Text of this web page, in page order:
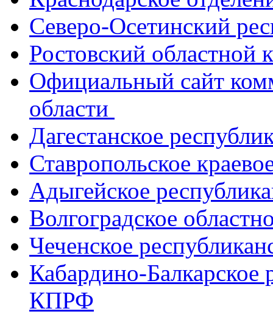
Северо-Осетинский
Ростовский
Официальный сайт
области
Дагестанское
Ставропольское
Адыгейское
Волгоградское
Чеченское
Кабардино-Балкарское
КПРФ